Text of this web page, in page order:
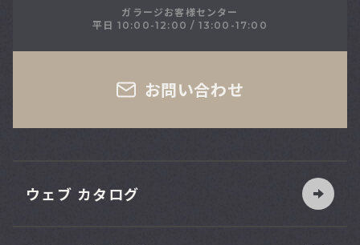
ガラージお客様センター
平日 10:00-12:00 / 13:00-17:00
お問い合わせ
ウェブ カタログ